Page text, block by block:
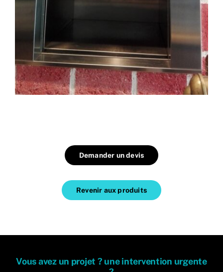
Demander un devis
Revenir aux produits
Vous avez un projet ? une intervention urgente